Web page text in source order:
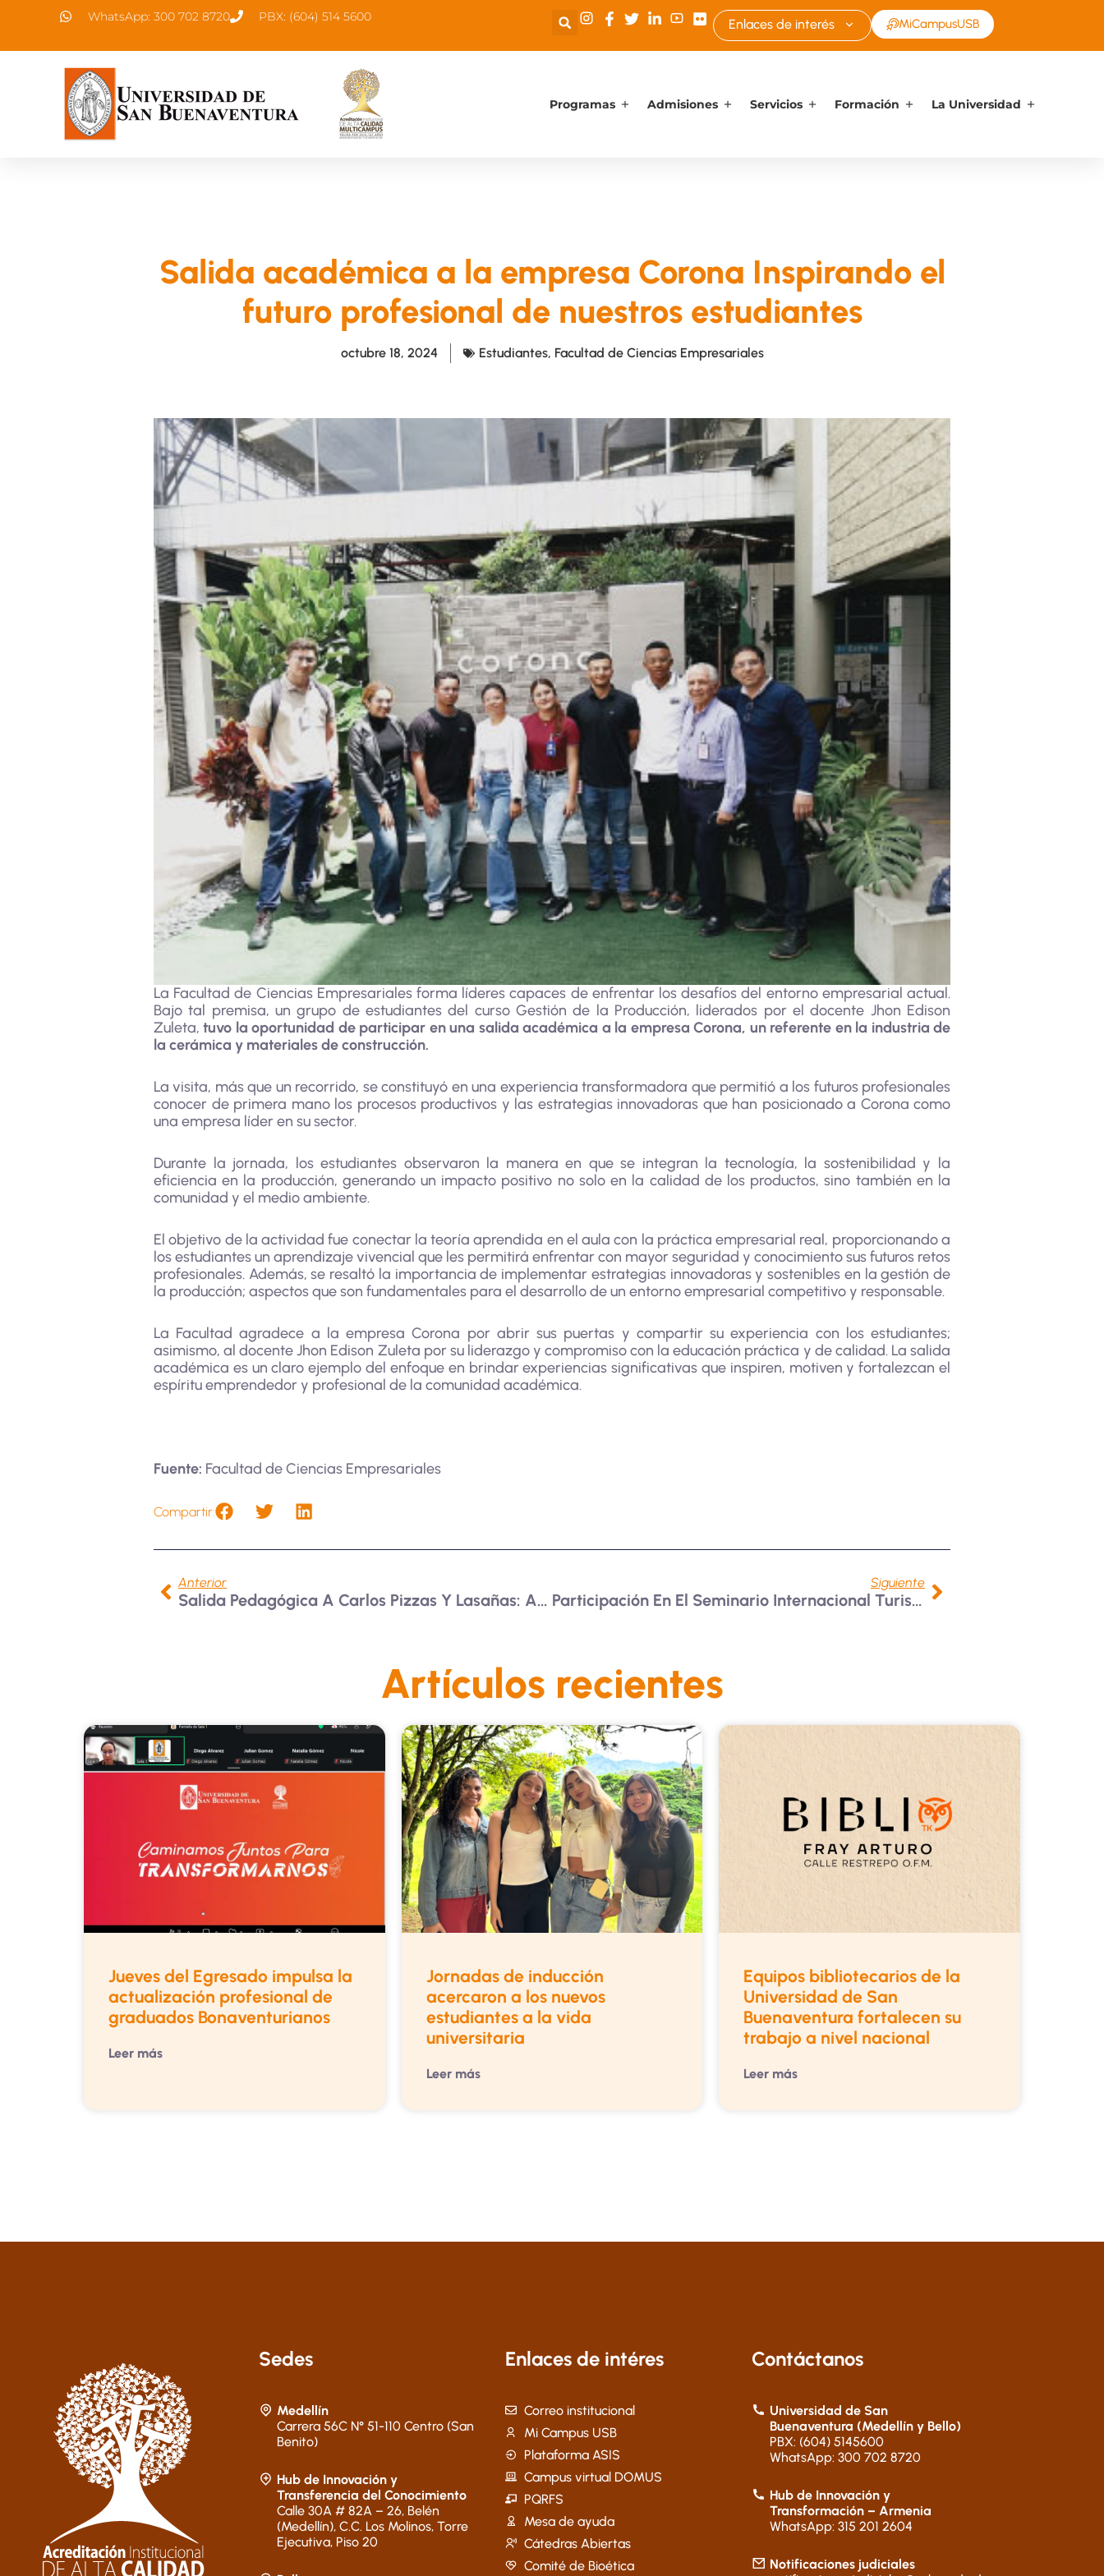
WhatsApp: 300 702 8720 PBX: (604) 514 5600 Enlaces de interés MiCampusUSB
Programas Admisiones Servicios Formación La Universidad
Salida académica a la empresa Corona Inspirando el
futuro profesional de nuestros estudiantes
octubre 18, 2024 Estudiantes, Facultad de Ciencias Empresariales
La Facultad de Ciencias Empresariales forma líderes capaces de enfrentar los desafíos del entorno empresarial actual.
Bajo tal premisa, un grupo de estudiantes del curso Gestión de la Producción, liderados por el docente Jhon Edison
Zuleta,tuvo la oportunidad de participar en una salida académica a la empresa Corona, un referente en la industria de
la cerámica y materiales de construcción.
La visita, más que un recorrido, se constituyó en una experiencia transformadora que permitió a los futuros profesionales
conocer de primera mano los procesos productivos y las estrategias innovadoras que han posicionado a Corona como
una empresa líder en su sector.
Durante la jornada, los estudiantes observaron la manera en que se integran la tecnología, la sostenibilidad y la
eficiencia en la producción, generando un impacto positivo no solo en la calidad de los productos, sino también en la
comunidad y el medio ambiente.
El objetivo de la actividad fue conectar la teoría aprendida en el aula con la práctica empresarial real, proporcionando a
los estudiantes un aprendizaje vivencial que les permitirá enfrentar con mayor seguridad y conocimiento sus futuros retos
profesionales. Además, se resaltó la importancia de implementar estrategias innovadoras y sostenibles en la gestión de
la producción; aspectos que son fundamentales para el desarrollo de un entorno empresarial competitivo y responsable.
La Facultad agradece a la empresa Corona por abrir sus puertas y compartir su experiencia con los estudiantes;
asimismo, al docente Jhon Edison Zuleta por su liderazgo y compromiso con la educación práctica y de calidad. La salida
académica es un claro ejemplo del enfoque en brindar experiencias significativas que inspiren, motiven y fortalezcan el
espíritu emprendedor y profesional de la comunidad académica.
Fuente: Facultad de Ciencias Empresariales
Compartir:
Anterior
Salida Pedagógica A Carlos Pizzas Y Lasañas: Analizando El Entorno Empresarial
Siguiente
Participación En El Seminario Internacional Turismo Y Paz: Una Gestión De Calidad
Artículos recientes
Jueves del Egresado impulsa la
actualización profesional de
graduados Bonaventurianos
Leer más
Jornadas de inducción
acercaron a los nuevos
estudiantes a la vida
universitaria
Leer más
Equipos bibliotecarios de la
Universidad de San
Buenaventura fortalecen su
trabajo a nivel nacional
Leer más
Sedes
Medellín
Carrera 56C N° 51-110 Centro (San
Benito)
Hub de Innovación y
Transferencia del Conocimiento
Calle 30A # 82A – 26, Belén
(Medellín), C.C. Los Molinos, Torre
Ejecutiva, Piso 20
Enlaces de intéres
Correo institucional
Mi Campus USB
Plataforma ASIS
Campus virtual DOMUS
PQRFS
Mesa de ayuda
Cátedras Abiertas
Comité de Bioética
Contáctanos
Universidad de San
Buenaventura (Medellín y Bello)
PBX: (604) 5145600
WhatsApp: 300 702 8720
Hub de Innovación y
Transformación – Armenia
WhatsApp: 315 201 2604
Notificaciones judiciales